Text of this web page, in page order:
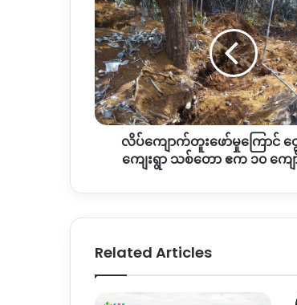
တူး
ဖော်
မှု
ကြောင်
ငွေ
ပျော်စံ
ပြ
ကျေးရွာ
သစ်တော
ကျော်
လိပ်ကျောက်တူးဖော်မှုကြောင် ငွေ
ကျေးရွာ သစ်တော ဧက ၁၀ ကျေ
Related Articles